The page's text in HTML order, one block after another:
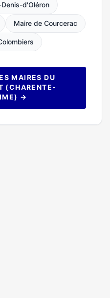
d'Oléron
Maire de Courcerac
MAIRES DU
(CHARENTE-
→